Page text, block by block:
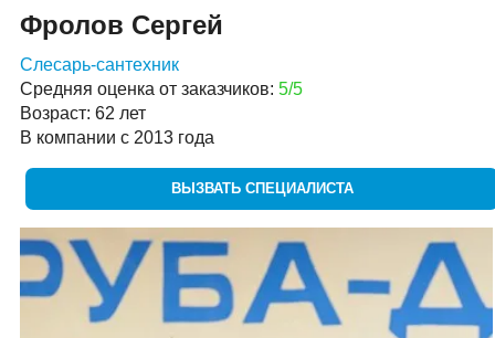
Фролов Сергей
Слесарь-сантехник
Средняя оценка от заказчиков: 5/5
Возраст: 62 лет
В компании с 2013 года
ВЫЗВАТЬ СПЕЦИАЛИСТА